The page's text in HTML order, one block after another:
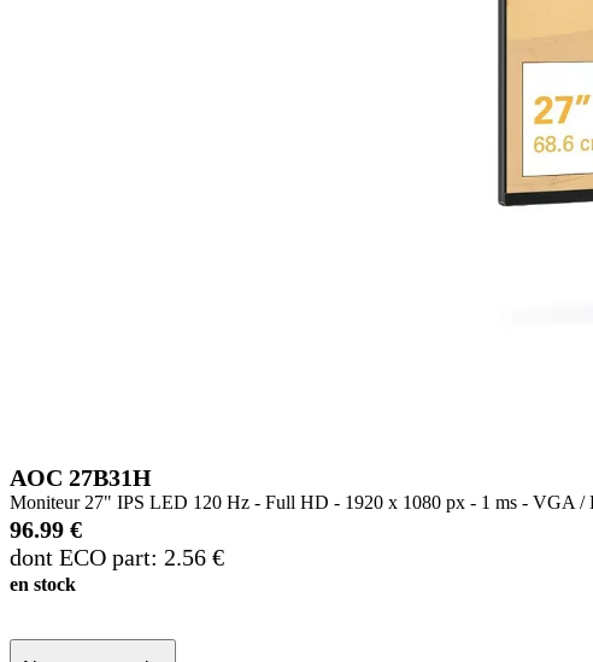
AOC 27B31H
Moniteur 27" IPS LED 120 Hz - Full HD - 1920 x 1080 px - 1 ms - VGA
96.99 €
dont ECO part: 2.56 €
en stock